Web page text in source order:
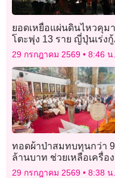
ยอดเหยื่อแผ่นดินไหวคุม
โตะพุ่ง 13 ราย ญี่ปุ่นเร่ง
ช่วยผู้ติดใต้ซากอาคาร
29 กรกฎาคม 2569 8:46 น.
ทอดผ้าป่าสมทบทุนกว่า 9
ล้านบาท ช่วยเหลือเครื่อ
แพทย์ ‘โรงพยาบาลลำพูน’
29 กรกฎาคม 2569 8:38 น.